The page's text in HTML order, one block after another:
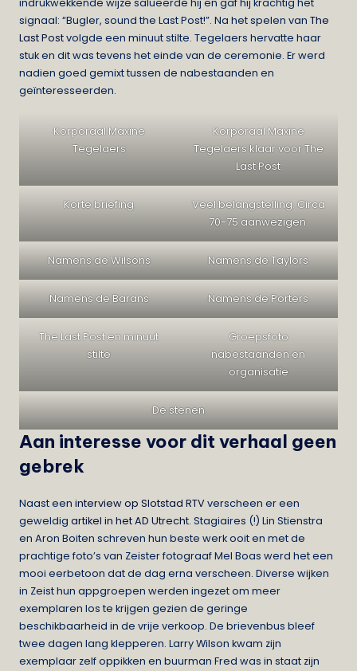
indrukwekkende wijze salueerde hij en gaf hij krachtig het
signaal: “Bugler, sound the Last Post!”. Na het spelen van The
Last Postvolgde een minuut stilte. Tegelaers hervatte haar
stuk en dit was tevens het einde van de ceremonie. Er werd
nadien goed gemixt tussen de nabestaanden en
geïnteresseerden.
Korporaal Maxine
Tegelaers
Korporaal Maxine
Tegelaers klaar voor The
Last Post
Korte briefing
Veel belangstelling. Circa
70-75 aanwezigen.
Namens de Wilsons Namens de Taylors
Namens de Barans Namens de Porters
The Last Post en minuut
stilte
Groepsfoto
nabestaanden en
organisatie
De stenen
Aan interesse voor dit verhaal geen
gebrek
Naast een interview op Slotstad RTVverscheen er een
geweldig artikel in het AD Utrecht. Stagiaires (!) Lin Stienstra
en Aron Boiten schreven hun beste werk ooit en met de
prachtige foto’s van Zeister fotograaf Mel Boas werd het een
mooi eerbetoon dat de dag erna verscheen. Diverse wijken
in Zeist hun appgroepen werden ingezet om meer
exemplaren los te krijgen gezien de geringe
beschikbaarheid in de vrije verkoop. De brievenbus bleef
twee dagen lang klepperen. Larry Wilson kwam zijn
exemplaar zelf oppikken en buurman Fred was in staat zijn